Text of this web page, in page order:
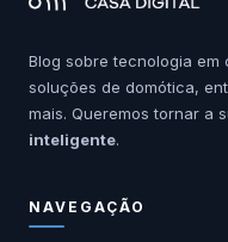
Blog sobre tecnologia em
soluções de domótica,
mais. Queremos tornar a
inteligente.
NAVEGAÇÃO